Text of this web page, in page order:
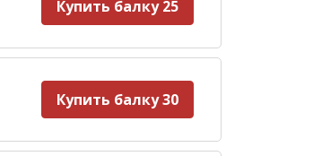
Купить балку 25
Купить балку 30